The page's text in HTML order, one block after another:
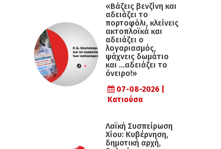
«Βάζεις βενζίνη και
αδειάζει το
πορτοφόλι, κλείνεις
ακτοπλοϊκά και
αδειάζει ο
λογαριασμός,
ψάχνεις δωμάτιο
και …αδειάζει το
όνειρο!»
07-08-2026 |
Κατιούσα
Λαϊκή Συσπείρωση
Χίου: Κυβέρνηση,
δημοτική αρχή,